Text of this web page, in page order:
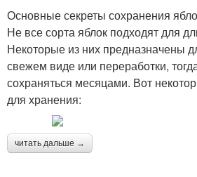
Основные секреты сохранения
Не все сорта яблок подходят для
Некоторые из них предназначены
свежем виде или переработки,
сохраняться месяцами. Вот
для хранения:
читать дальше →